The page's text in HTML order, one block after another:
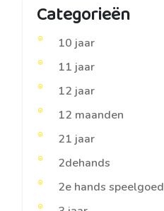
Categorieën
10 jaar
11 jaar
12 jaar
12 maanden
21 jaar
2dehands
2e hands speelgoed